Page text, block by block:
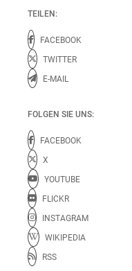
TEILEN:
FACEBOOK
TWITTER
E-MAIL
FOLGEN SIE UNS:
FACEBOOK
X
YOUTUBE
FLICKR
INSTAGRAM
WIKIPEDIA
RSS